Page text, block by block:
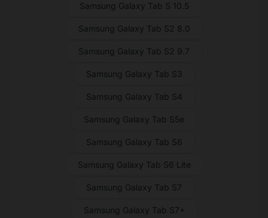
Samsung Galaxy Tab S 10.5
Samsung Galaxy Tab S2 8.0
Samsung Galaxy Tab S2 9.7
Samsung Galaxy Tab S3
Samsung Galaxy Tab S4
Samsung Galaxy Tab S5e
Samsung Galaxy Tab S6
Samsung Galaxy Tab S6 Lite
Samsung Galaxy Tab S7
Samsung Galaxy Tab S7+